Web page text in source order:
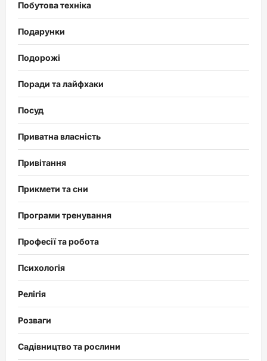
Побутова техніка
Подарунки
Подорожі
Поради та лайфхаки
Посуд
Приватна власність
Привітання
Прикмети та сни
Програми тренування
Професії та робота
Психологія
Релігія
Розваги
Садівництво та рослини